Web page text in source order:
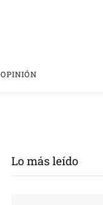
OPINIÓN
Lo más leído